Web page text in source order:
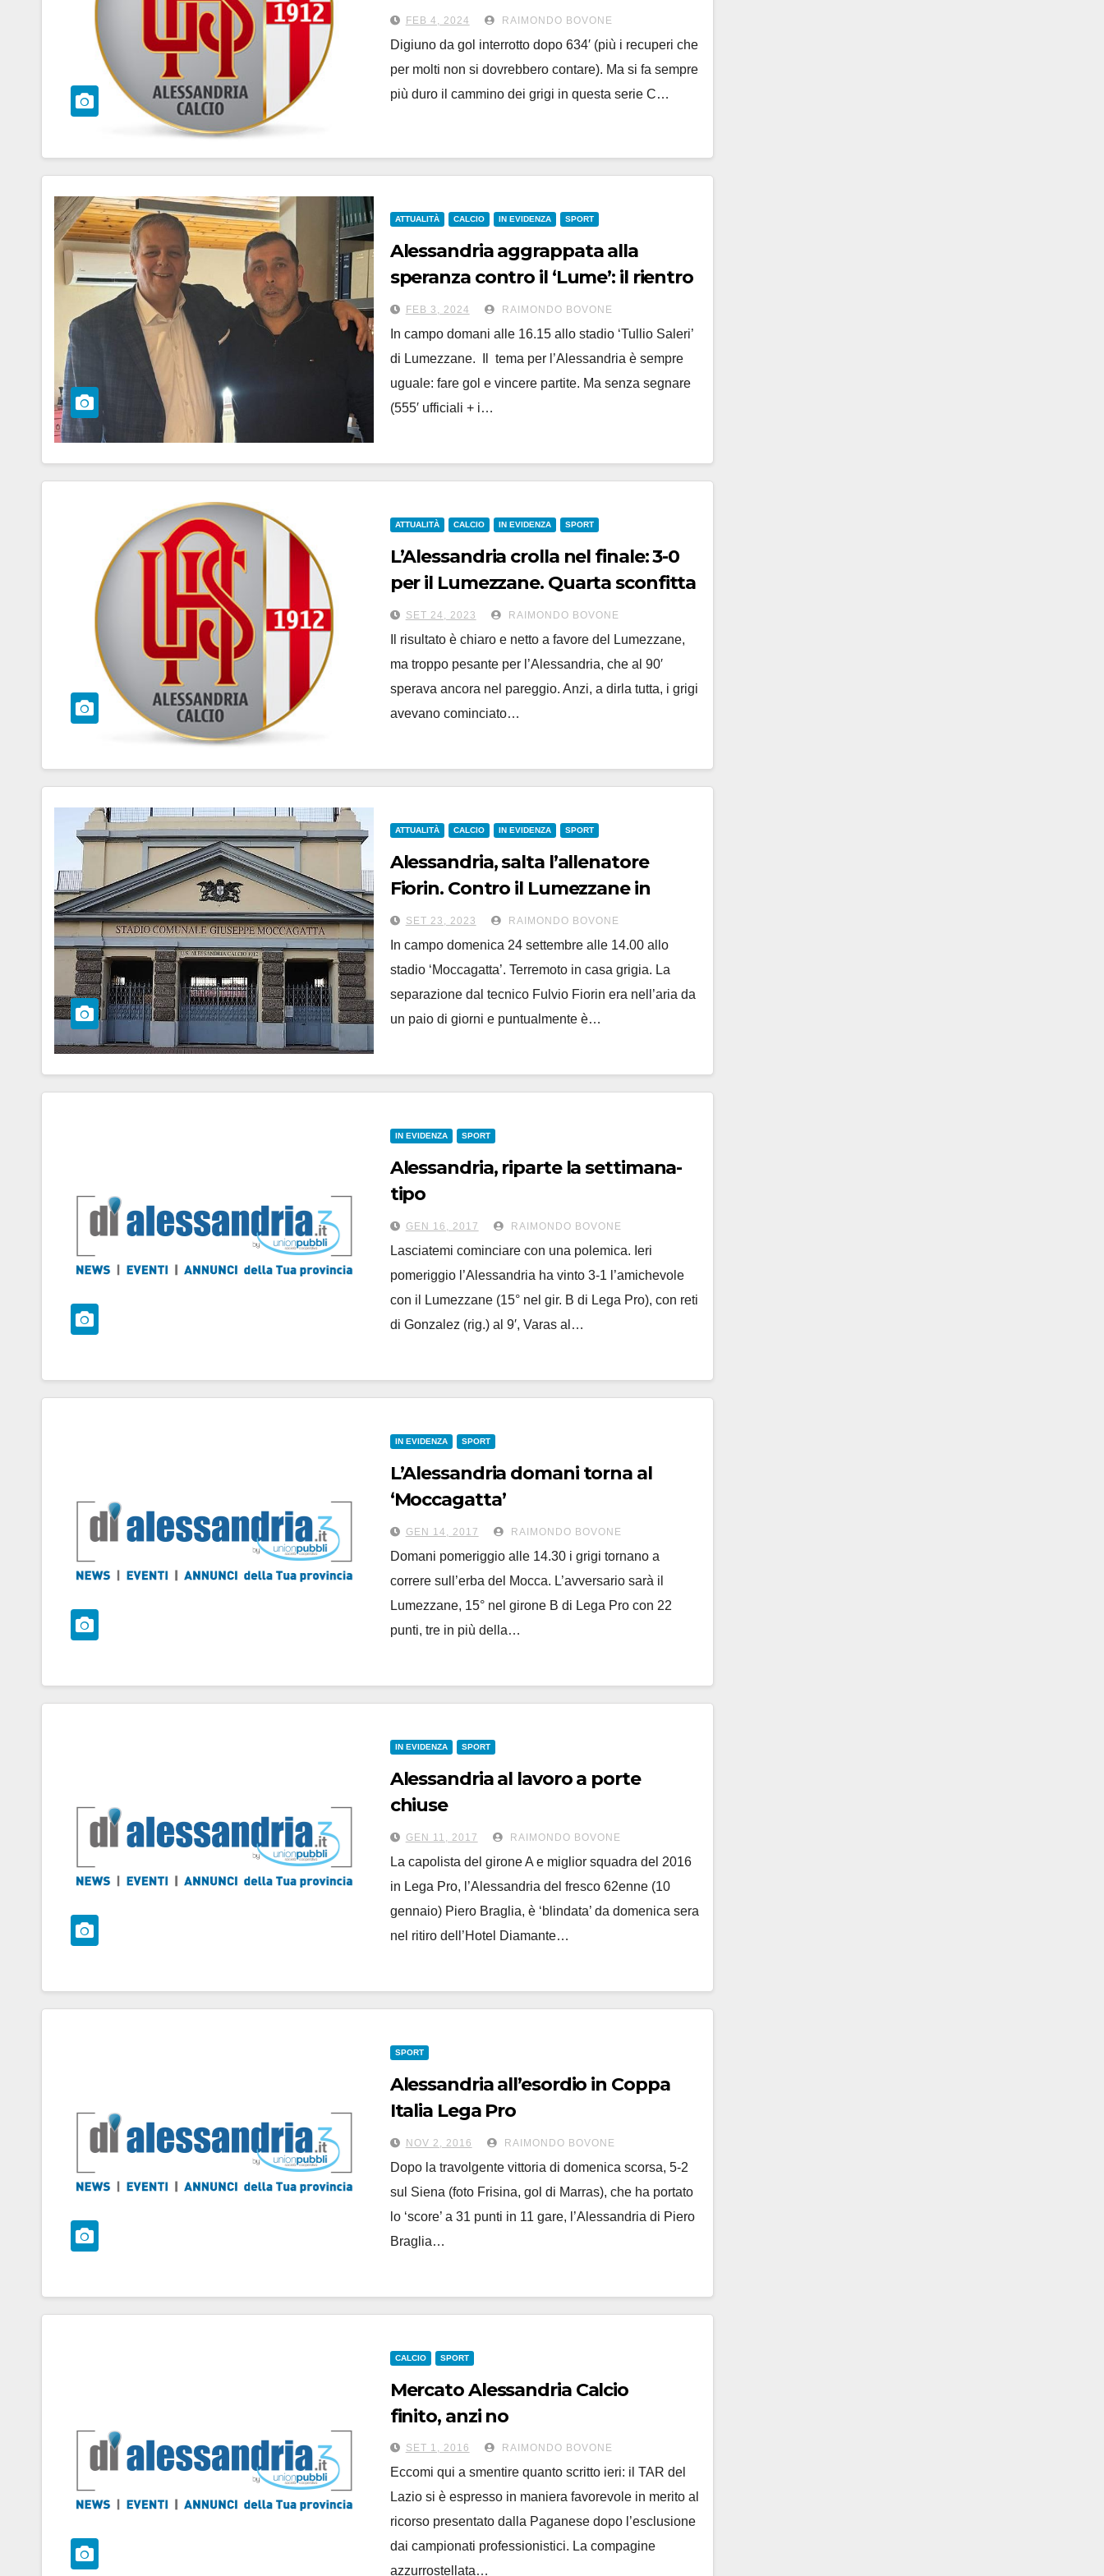
li fa il Lumezzane, 2-1
FEB 4, 2024 RAIMONDO BOVONE
Digiuno da gol interrotto dopo 634′ (più i recuperi che
per molti non si dovrebbero contare). Ma si fa sempre
più duro il cammino dei grigi in questa serie C…
ATTUALITÀ CALCIO IN EVIDENZA SPORT
Alessandria aggrappata alla
speranza contro il ‘Lume’: il rientro
di Siafa potrebbe portare i gol
FEB 3, 2024 RAIMONDO BOVONE
In campo domani alle 16.15 allo stadio ‘Tullio Saleri’
di Lumezzane. Il tema per l’Alessandria è sempre
uguale: fare gol e vincere partite. Ma senza segnare
(555′ ufficiali + i…
ATTUALITÀ CALCIO IN EVIDENZA SPORT
L’Alessandria crolla nel finale: 3-0
per il Lumezzane. Quarta sconfitta
consecutiva, il pubblico contesta
SET 24, 2023 RAIMONDO BOVONE
Il risultato è chiaro e netto a favore del Lumezzane,
ma troppo pesante per l’Alessandria, che al 90′
sperava ancora nel pareggio. Anzi, a dirla tutta, i grigi
avevano cominciato…
ATTUALITÀ CALCIO IN EVIDENZA SPORT
Alessandria, salta l’allenatore
Fiorin. Contro il Lumezzane in
panchina andrà Zaza, tecnico U15
SET 23, 2023 RAIMONDO BOVONE
In campo domenica 24 settembre alle 14.00 allo
stadio ‘Moccagatta’. Terremoto in casa grigia. La
separazione dal tecnico Fulvio Fiorin era nell’aria da
un paio di giorni e puntualmente è…
IN EVIDENZA SPORT
Alessandria, riparte la settimana-
tipo
dopo il 3-1 amichevole al
Lumezzane
GEN 16, 2017 RAIMONDO BOVONE
Lasciatemi cominciare con una polemica. Ieri
pomeriggio l’Alessandria ha vinto 3-1 l’amichevole
con il Lumezzane (15° nel gir. B di Lega Pro), con reti
di Gonzalez (rig.) al 9′, Varas al…
IN EVIDENZA SPORT
L’Alessandria domani torna al
‘Moccagatta’
alle 14.30 amichevole con il
Lumezzane
GEN 14, 2017 RAIMONDO BOVONE
Domani pomeriggio alle 14.30 i grigi tornano a
correre sull’erba del Mocca. L’avversario sarà il
Lumezzane, 15° nel girone B di Lega Pro con 22
punti, tre in più della…
IN EVIDENZA SPORT
Alessandria al lavoro a porte
chiuse
due amichevoli domani e
domenica
C’è Evacuo in arrivo? Forse
GEN 11, 2017 RAIMONDO BOVONE
La capolista del girone A e miglior squadra del 2016
in Lega Pro, l’Alessandria del fresco 62enne (10
gennaio) Piero Braglia, è ‘blindata’ da domenica sera
nel ritiro dell’Hotel Diamante…
SPORT
Alessandria all’esordio in Coppa
Italia Lega Pro
Alle 14.30 sfida la Giana Erminio a
Gorgonzola
NOV 2, 2016 RAIMONDO BOVONE
Dopo la travolgente vittoria di domenica scorsa, 5-2
sul Siena (foto Frisina, gol di Marras), che ha portato
lo ‘score’ a 31 punti in 11 gare, l’Alessandria di Piero
Braglia…
CALCIO SPORT
Mercato Alessandria Calcio
finito, anzi no
SET 1, 2016 RAIMONDO BOVONE
Eccomi qui a smentire quanto scritto ieri: il TAR del
Lazio si è espresso in maniera favorevole in merito al
ricorso presentato dalla Paganese dopo l’esclusione
dai campionati professionistici. La compagine
azzurrostellata…